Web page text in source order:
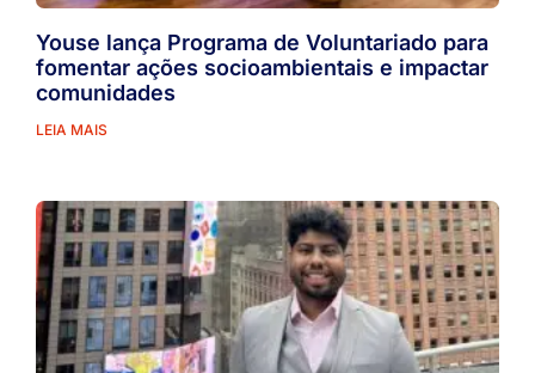
Youse lança Programa de Voluntariado para
fomentar ações socioambientais e impactar
comunidades
LEIA MAIS